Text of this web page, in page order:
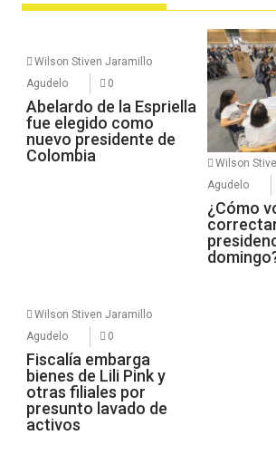
Wilson Stiven Jaramillo
Agudelo
0
Abelardo de la Espriella
fue elegido como
nuevo presidente de
Colombia
Wilson
Agudelo
¿Cómo
Wilson Stiven Jaramillo
Agudelo
0
Fiscalía embarga
bienes de Lili Pink y
otras filiales por
presunto lavado de
activos